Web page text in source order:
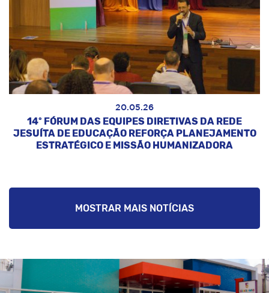
20.05.26
14º FÓRUM DAS EQUIPES DIRETIVAS DA REDE
JESUÍTA DE EDUCAÇÃO REFORÇA PLANEJAMENTO
ESTRATÉGICO E MISSÃO HUMANIZADORA
MOSTRAR MAIS NOTÍCIAS